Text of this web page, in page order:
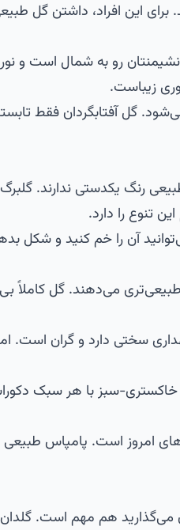
این افراد، داشتن گل
نشیمنتان رو به شمال است و
زیباست.
گل آفتابگردان فقط
رنگ یکدستی ندارند.
تنوع را دارد.
آن را خم کنید و شکل
می‌دهند. گل کاملاً
سختی دارد و گران است.
سبز با هر سبک
امروز است. پامپاس طبیعی
می‌گذارید هم مهم است.